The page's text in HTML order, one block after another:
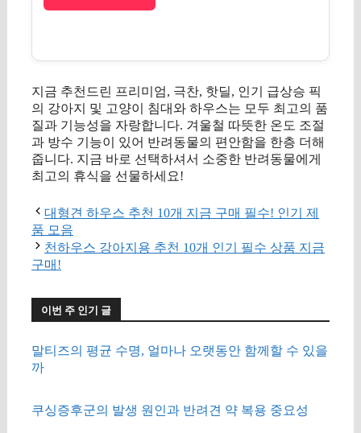
지금 추천드린 프리미엄, 극찬, 핫딜, 인기 급상승 픽
의 강아지 및 고양이 침대와 하우스는 모두 최고의 품
질과 기능성을 자랑합니다. 겨울철 따뜻한 온도 조절
과 방수 기능이 있어 반려동물의 편안함을 한층 더해
줍니다. 지금 바로 선택하셔서 소중한 반려동물에게
최고의 휴식을 선물하세요!
대형견 하우스 추천 10개 지금 구매 필수! 인기 제
품 모음
천하우스 강아지용 추천 10개 인기 필수 상품 지금
구매!
이번 주 인기 글
말티즈의 평균 수명, 얼마나 오랫동안 함께할 수 있을
까
쿠싱증후군의 발생 원인과 반려견 약 복용 중요성